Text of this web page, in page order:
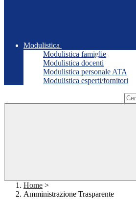
Modulistica
Modulistica famiglie
Modulistica docenti
Modulistica personale ATA
Modulistica esperti/fornitori
Home >
Amministrazione Trasparente